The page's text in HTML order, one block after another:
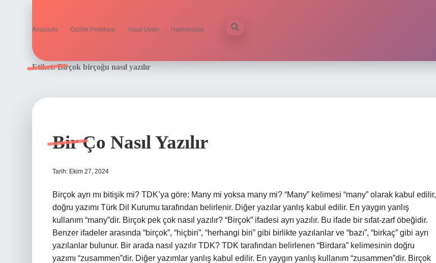
Anasayfa Gizlilik Politikası Yasal Uyarı Hakkımızda
Etiket:Birçok birçoğu nasıl yazılır
Bir Ço Nasıl Yazılır
Tarih: Ekim 27, 2024
Birçok ayrı mı bitişik mi? TDK’ya göre: Many mi yoksa many mi? “Many” kelimesi “many” olarak kabul edilir,
doğru yazımı Türk Dil Kurumu tarafından belirlenir. Diğer yazılar yanlış kabul edilir. En yaygın yanlış
kullanım “many”dir. Birçok pek çok nasıl yazılır? “Birçok” ifadesi ayrı yazılır. Bu ifade bir sıfat-zarf öbeğidir.
Benzer ifadeler arasında “birçok”, “hiçbiri”, “herhangi biri” gibi birlikte yazılanlar ve “bazı”, “birkaç” gibi ayrı
yazılanlar bulunur. Bir arada nasıl yazılır TDK? TDK tarafından belirlenen “Birdara” kelimesinin doğru
yazımı “zusammen”dir. Diğer yazımlar yanlış kabul edilir. En yaygın yanlış kullanım “zusammen”dir. Birçok